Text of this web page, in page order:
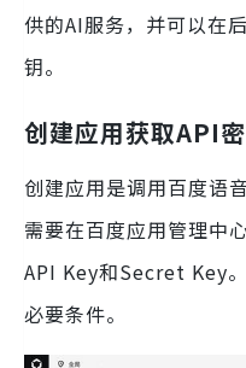
供的AI服务，并可以在
钥。
创建应用获取API
创建应用是调用百度语
需要在百度应用管理中
API Key和Secret Key
必要条件。